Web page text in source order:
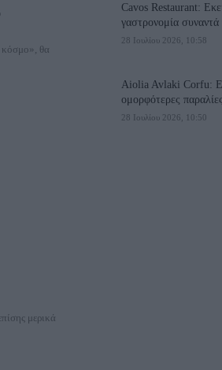
κόσμο», θα
μερικά
Cavos Restaurant:
γαστρονομία
28 Ιουλίου 2026, 10:58
Aiolia Avlaki Corfu:
ομορφότερες
28 Ιουλίου 2026, 10:50